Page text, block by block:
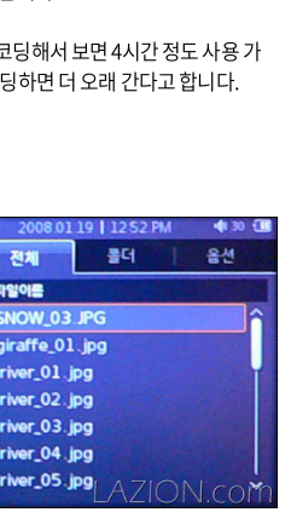
딩해서 보면 4시간 정도 사용 가
하면 더 오래 간다고 합니다.